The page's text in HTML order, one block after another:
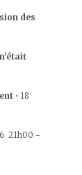
des
• 18
21h00 -